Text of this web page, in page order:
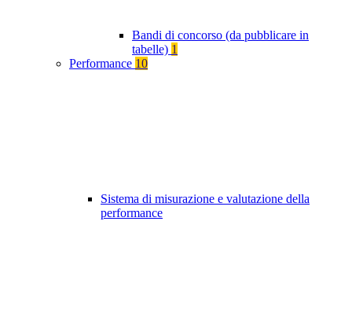
Bandi di concorso (da pubblicare in
tabelle) 1
Performance 10
Sistema di misurazione e valutazione della
performance